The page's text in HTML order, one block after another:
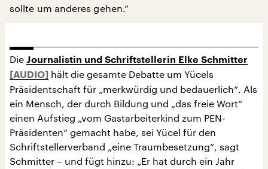
sollte um anderes gehen.“
Die Journalistin und Schriftstellerin Elke Schmitter
hält die gesamte Debatte um Yücels
Präsidentschaft für „merkwürdig und bedauerlich“. Als
ein Mensch, der durch Bildung und „das freie Wort“
einen Aufstieg „vom Gastarbeiterkind zum PEN-
Präsidenten“ gemacht habe, sei Yücel für den
Schriftstellerverband „eine Traumbesetzung“, sagt
Schmitter – und fügt hinzu: „Er hat durch ein Jahr